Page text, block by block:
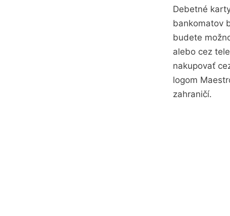
Debetné
bankomatov
budete
alebo cez
nakupovať
logom
zahraničí.